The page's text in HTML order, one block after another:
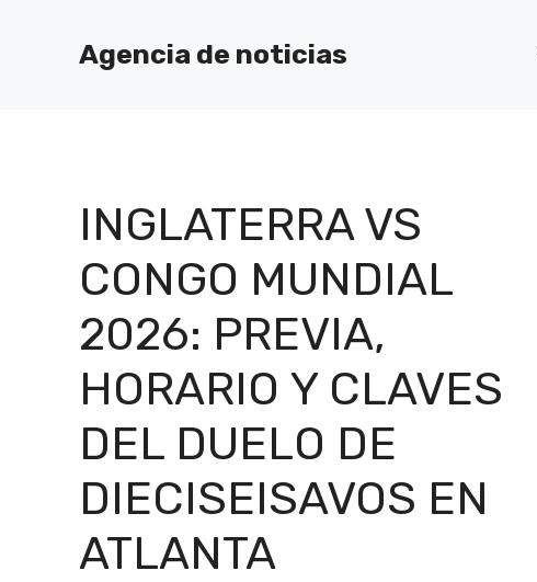
contenidoAgencia de noticias
INGLATERRA VS
CONGO MUNDIAL
2026: PREVIA,
HORARIO Y CLAVES
DEL DUELO DE
DIECISEISAVOS EN
ATLANTA